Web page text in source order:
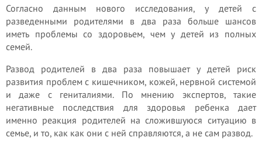
Согласно данным нового исследования, у детей с
разведенными родителями в два раза больше шансов
иметь проблемы со здоровьем, чем у детей из полных
семей.
Развод родителей в два раза повышает у детей риск
развития проблем с кишечником, кожей, нервной системой
и даже с гениталиями. По мнению экспертов, такие
негативные последствия для здоровья ребенка дает
именно реакция родителей на сложившуюся ситуацию в
семье, и то, как как они с ней справляются, а не сам развод.